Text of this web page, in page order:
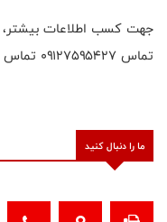
جهت کسب اطلاعات بیشتر،
تماس ۰۹۱۲۷۵۹۵۴۲۷ تماس بگیرید.
ما را دنبال کنید